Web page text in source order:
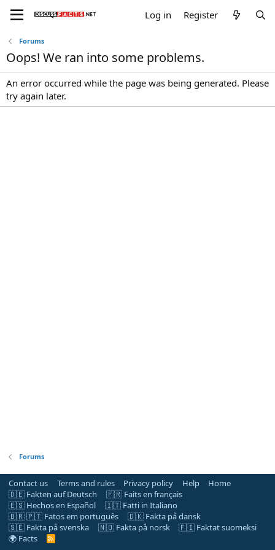
Log in Register
Forums
Oops! We ran into some problems.
An error occurred while the page was being generated. Please
try again later.
Forums
Contact us Terms and rules Privacy policy Help
Home
🇩🇪 Fakten auf Deutsch
🇫🇷 Faits en français
🇪🇸 Hechos en Español
🇮🇹 Fatti in Italiano
🇧🇷 🇵🇹 Fatos em português
🇩🇰 Fakta på dansk
🇸🇪 Fakta på svenska
🇳🇴 Fakta på norsk
🇫🇮 Faktat suomeksi
🌍 Facts
R